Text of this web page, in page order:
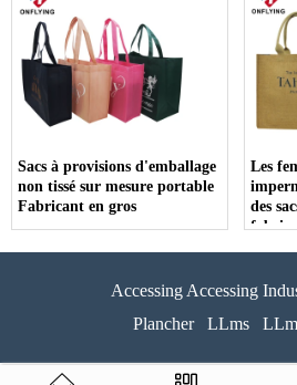
Sacs à provisions d'emballage
non tissé sur mesure portable
Fabricant en gros
Les
des
Accessing Accessing
Plancher
LLms